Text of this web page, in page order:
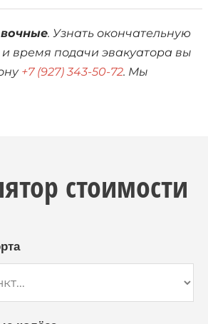
. Узнать окончательную
и время подачи эвакуатора вы
+7 (927) 343-50-72. Мы
стоимости